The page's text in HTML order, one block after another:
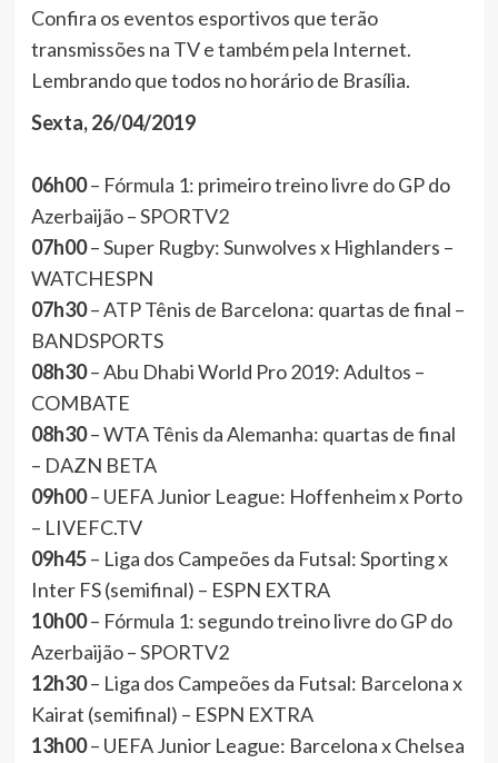
Confira os eventos esportivos que terão
transmissões na TV e também pela Internet.
Lembrando que todos no horário de Brasília.
Sexta, 26/04/2019
06h00– Fórmula 1: primeiro treino livre do GP do
Azerbaijão – SPORTV2
07h00– Super Rugby: Sunwolves x Highlanders –
WATCHESPN
07h30– ATP Tênis de Barcelona: quartas de final –
BANDSPORTS
08h30– Abu Dhabi World Pro 2019: Adultos –
COMBATE
08h30– WTA Tênis da Alemanha: quartas de final
– DAZN BETA
09h00– UEFA Junior League: Hoffenheim x Porto
– LIVEFC.TV
09h45– Liga dos Campeões da Futsal: Sporting x
Inter FS (semifinal) – ESPN EXTRA
10h00– Fórmula 1: segundo treino livre do GP do
Azerbaijão – SPORTV2
12h30– Liga dos Campeões da Futsal: Barcelona x
Kairat (semifinal) – ESPN EXTRA
13h00– UEFA Junior League: Barcelona x Chelsea